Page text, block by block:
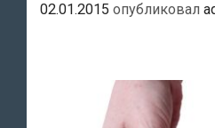
02.01.2015 опубликовал